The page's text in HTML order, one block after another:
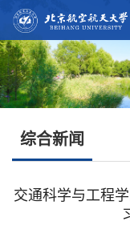
综合新闻
交通科学与工程